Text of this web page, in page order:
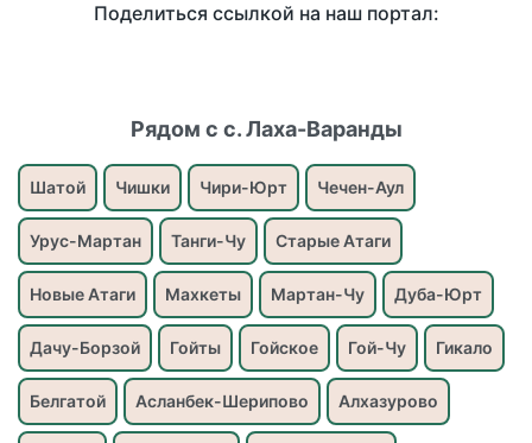
Поделиться ссылкой на наш портал:
Рядом с с. Лаха-Варанды
Шатой Чишки Чири-Юрт Чечен-Аул
Урус-Мартан Танги-Чу Старые Атаги
Новые Атаги Махкеты Мартан-Чу Дуба-Юрт
Дачу-Борзой Гойты Гойское Гой-Чу Гикало
Белгатой Асланбек-Шерипово Алхазурово